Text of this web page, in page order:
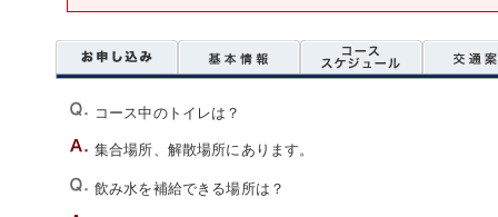
コース中のトイレは？
集合場所、解散場所にあります。
飲み水を補給できる場所は？